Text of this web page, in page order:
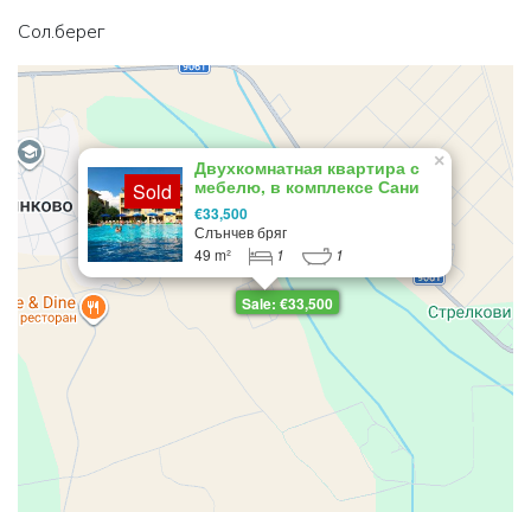
Сол.берег
Sale: €33,500
Sold
Двухкомнатная квартира с
мебелю, в комплексе Сани
Дей 6
€33,500
Слънчев бряг
49 m²
1 1
×